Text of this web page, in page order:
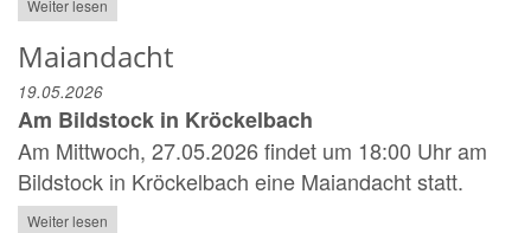
Weiter lesen
Maiandacht
19.05.2026
Am Bildstock in Kröckelbach
Am Mittwoch, 27.05.2026 findet um 18:00 Uhr am
Bildstock in Kröckelbach eine Maiandacht statt.
Weiter lesen